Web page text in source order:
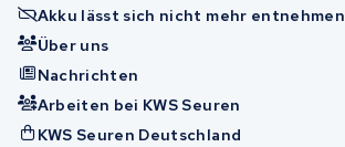
Akku lässt sich nicht mehr entnehmen
Über uns
Nachrichten
Arbeiten bei KWS Seuren
KWS Seuren Deutschland